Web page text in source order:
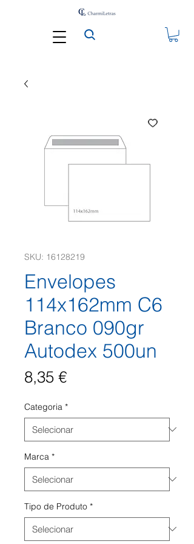
SKU: 16128219
Envelopes
114x162mm C6
Branco 090gr
Autodex 500un
8,35 €Preço
Categoria *
Marca *
Tipo de Produto *